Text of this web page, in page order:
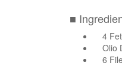
■
4
Olio
6